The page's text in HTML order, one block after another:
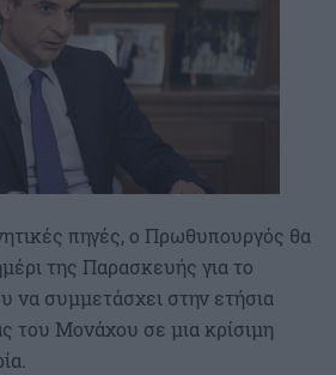
πηγές, ο Πρωθυπουργός θα
της Παρασκευής για το
να συμμετάσχει στην ετήσια
του Μονάχου σε μια κρίσιμη